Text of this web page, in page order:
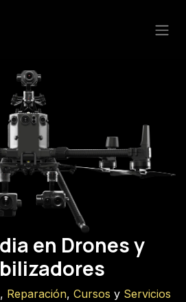
en Drones y
, Reparación, Cursos y Servicios